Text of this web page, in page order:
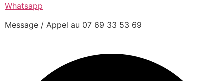
Whatsapp
Message / Appel au 07 69 33 53 69